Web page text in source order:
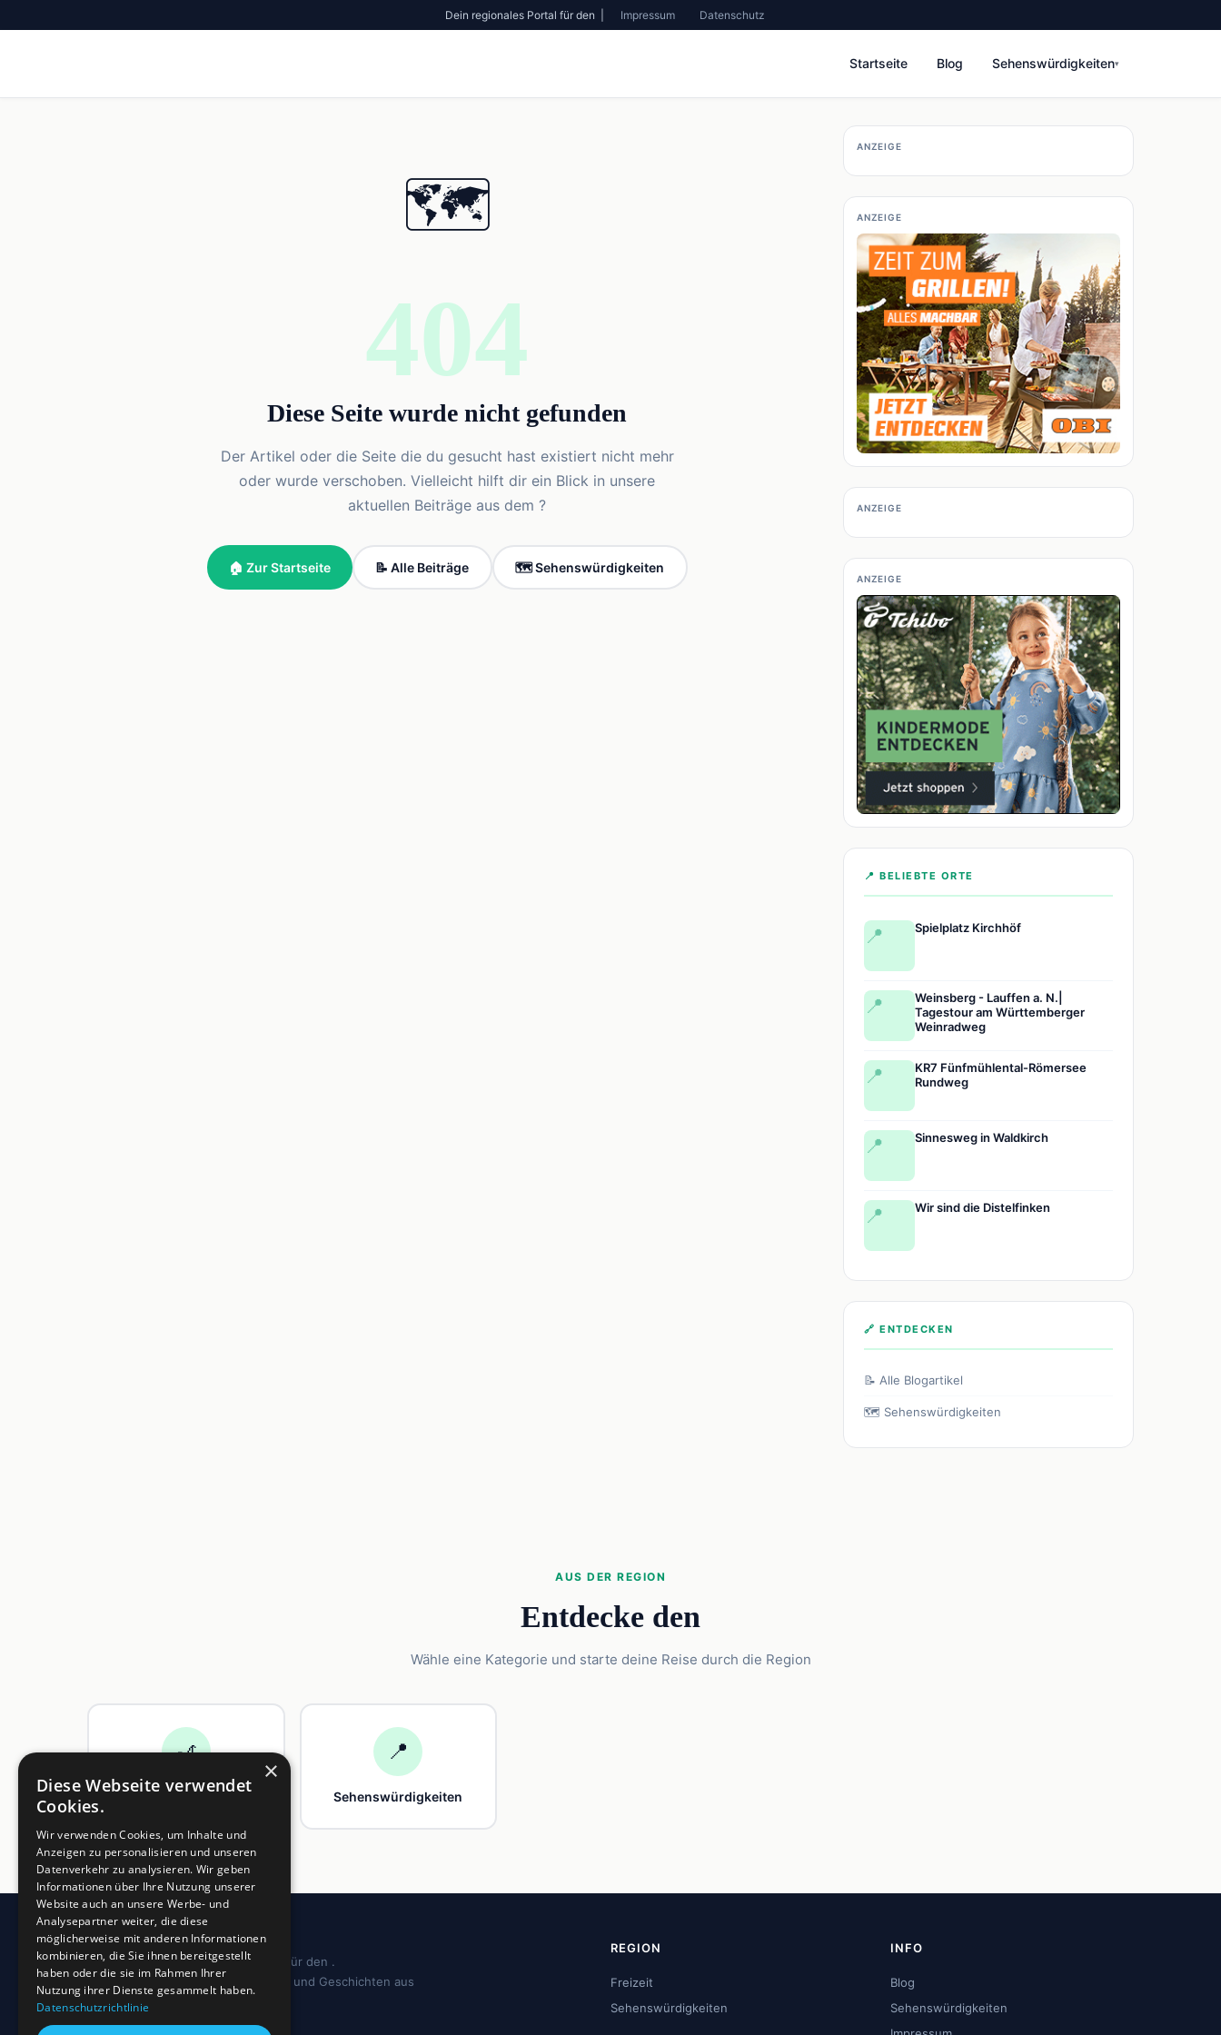
Dein regionales Portal für den | Impressum Datenschutz
Startseite Blog Sehenswürdigkeiten▾
ANZEIGE
ANZEIGE
ANZEIGE
ANZEIGE
📍 BELIEBTE ORTE
📍 Spielplatz Kirchhöf
📍
Weinsberg - Lauffen a. N.|
Tagestour am Württemberger
Weinradweg
📍
KR7 Fünfmühlental-Römersee
Rundweg
📍 Sinnesweg in Waldkirch
📍 Wir sind die Distelfinken
🔗 ENTDECKEN
📝 Alle Blogartikel
🗺️ Sehenswürdigkeiten
🗺️
404
Diese Seite wurde nicht gefunden
Der Artikel oder die Seite die du gesucht hast existiert nicht mehr
oder wurde verschoben. Vielleicht hilft dir ein Blick in unsere
aktuellen Beiträge aus dem ?
🏠 Zur Startseite 📝 Alle Beiträge 🗺️ Sehenswürdigkeiten
AUS DER REGION
Entdecke den
Wähle eine Kategorie und starte deine Reise durch die Region
🎢
Freizeit
📍
Sehenswürdigkeiten
Dein regionales Informationsportal für den .
Sehenswürdigkeiten, Ausflugstipps und Geschichten aus
deiner Region.
REGION
Freizeit
Sehenswürdigkeiten
INFO
Blog
Sehenswürdigkeiten
×
Diese Webseite verwendet
Cookies.
Wir verwenden Cookies, um Inhalte und
Anzeigen zu personalisieren und unseren
Datenverkehr zu analysieren. Wir geben
Informationen über Ihre Nutzung unserer
Website auch an unsere Werbe- und
Analysepartner weiter, die diese
möglicherweise mit anderen Informationen
kombinieren, die Sie ihnen bereitgestellt
haben oder die sie im Rahmen Ihrer
Nutzung ihrer Dienste gesammelt haben.
Datenschutzrichtlinie